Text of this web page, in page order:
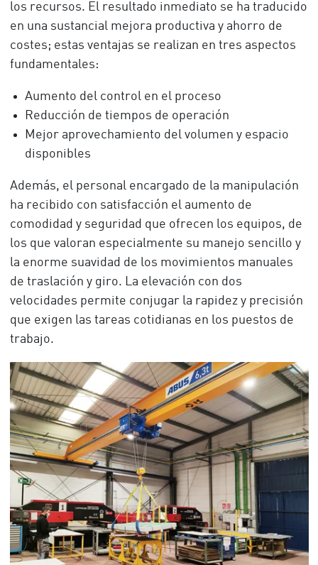
los recursos. El resultado inmediato se ha traducido
en una sustancial mejora productiva y ahorro de
costes; estas ventajas se realizan en tres aspectos
fundamentales:
Aumento del control en el proceso
Reducción de tiempos de operación
Mejor aprovechamiento del volumen y espacio
disponibles
Además, el personal encargado de la manipulación
ha recibido con satisfacción el aumento de
comodidad y seguridad que ofrecen los equipos, de
los que valoran especialmente su manejo sencillo y
la enorme suavidad de los movimientos manuales
de traslación y giro. La elevación con dos
velocidades permite conjugar la rapidez y precisión
que exigen las tareas cotidianas en los puestos de
trabajo.